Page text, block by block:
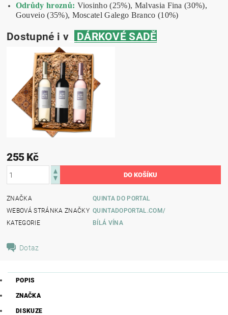
Odrůdy hroznů: Viosinho (25%), Malvasia Fina (30%),
Gouveio (35%), Moscatel Galego Branco (10%)
Dostupné i v DÁRKOVÉ SADĚ
255 Kč
ZNAČKA
QUINTA DO PORTAL
WEBOVÁ STRÁNKA ZNAČKY QUINTADOPORTAL.COM/
KATEGORIE
BÍLÁ VÍNA
Dotaz
POPIS
ZNAČKA
DISKUZE